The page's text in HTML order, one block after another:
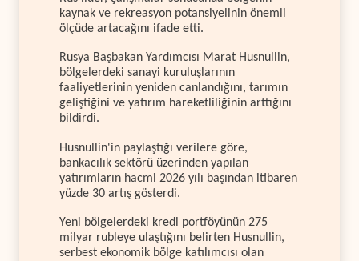
kaynak ve rekreasyon potansiyelinin önemli
ölçüde artacağını ifade etti.
Rusya Başbakan Yardımcısı Marat Husnullin,
bölgelerdeki sanayi kuruluşlarının
faaliyetlerinin yeniden canlandığını, tarımın
geliştiğini ve yatırım hareketliliğinin arttığını
bildirdi.
Husnullin'in paylaştığı verilere göre,
bankacılık sektörü üzerinden yapılan
yatırımların hacmi 2026 yılı başından itibaren
yüzde 30 artış gösterdi.
Yeni bölgelerdeki kredi portföyünün 275
milyar rubleye ulaştığını belirten Husnullin,
serbest ekonomik bölge katılımcısı olan